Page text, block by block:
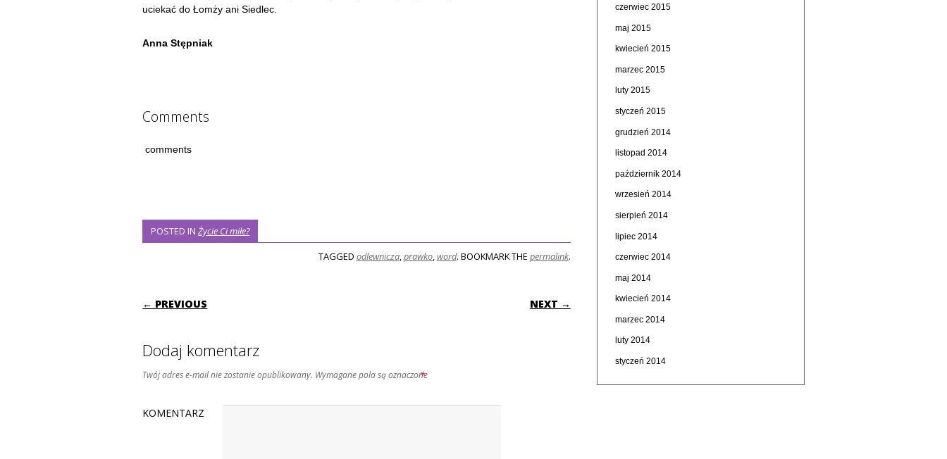
uciekać do Łomży ani Siedlec.
Anna Stępniak
Comments
comments
POSTED INŻycie Ci miłe?
TAGGED odlewnicza,prawko,word. BOOKMARK THE permalink.
POST NAVIGATION
← PREVIOUS NEXT →
Dodaj komentarz
Twój adres e-mail nie zostanie opublikowany. Wymagane pola są oznaczone
*
KOMENTARZ
czerwiec 2015
maj 2015
kwiecień 2015
marzec 2015
luty 2015
styczeń 2015
grudzień 2014
listopad 2014
październik 2014
wrzesień 2014
sierpień 2014
lipiec 2014
czerwiec 2014
maj 2014
kwiecień 2014
marzec 2014
luty 2014
styczeń 2014